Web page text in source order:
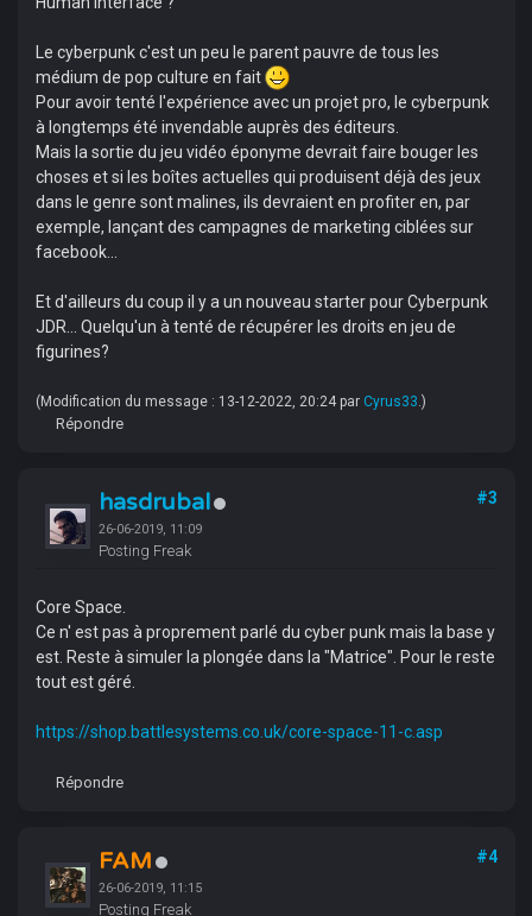
Le cyberpunk c'est un peu le parent pauvre de tous les
médium de pop culture en fait
Pour avoir tenté l'expérience avec un projet pro, le cyberpunk
à longtemps été invendable auprès des éditeurs.
Mais la sortie du jeu vidéo éponyme devrait faire bouger les
choses et si les boîtes actuelles qui produisent déjà des jeux
dans le genre sont malines, ils devraient en profiter en, par
exemple, lançant des campagnes de marketing ciblées sur
facebook...
Et d'ailleurs du coup il y a un nouveau starter pour Cyberpunk
JDR... Quelqu'un à tenté de récupérer les droits en jeu de
figurines?
(Modification du message : 13-12-2022, 20:24 par Cyrus33.)
Répondre
hasdrubal
26-06-2019, 11:09
Posting Freak
#3
Core Space.
Ce n' est pas à proprement parlé du cyber punk mais la base y
est. Reste à simuler la plongée dans la "Matrice". Pour le reste
tout est géré.
https://shop.battlesystems.co.uk/core-space-11-c.asp
Répondre
FAM
26-06-2019, 11:15
Posting Freak
#4